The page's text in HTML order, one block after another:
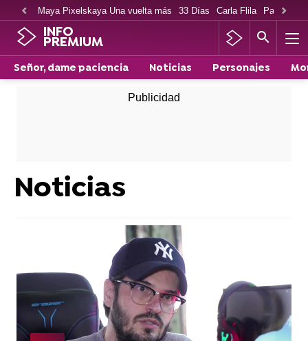
Maya Pixelskaya Una vuelta más 33 Días Carla Flila Paco
INFO
PREMIUM
Señor, dame paciencia Noticias Personajes
Noticias